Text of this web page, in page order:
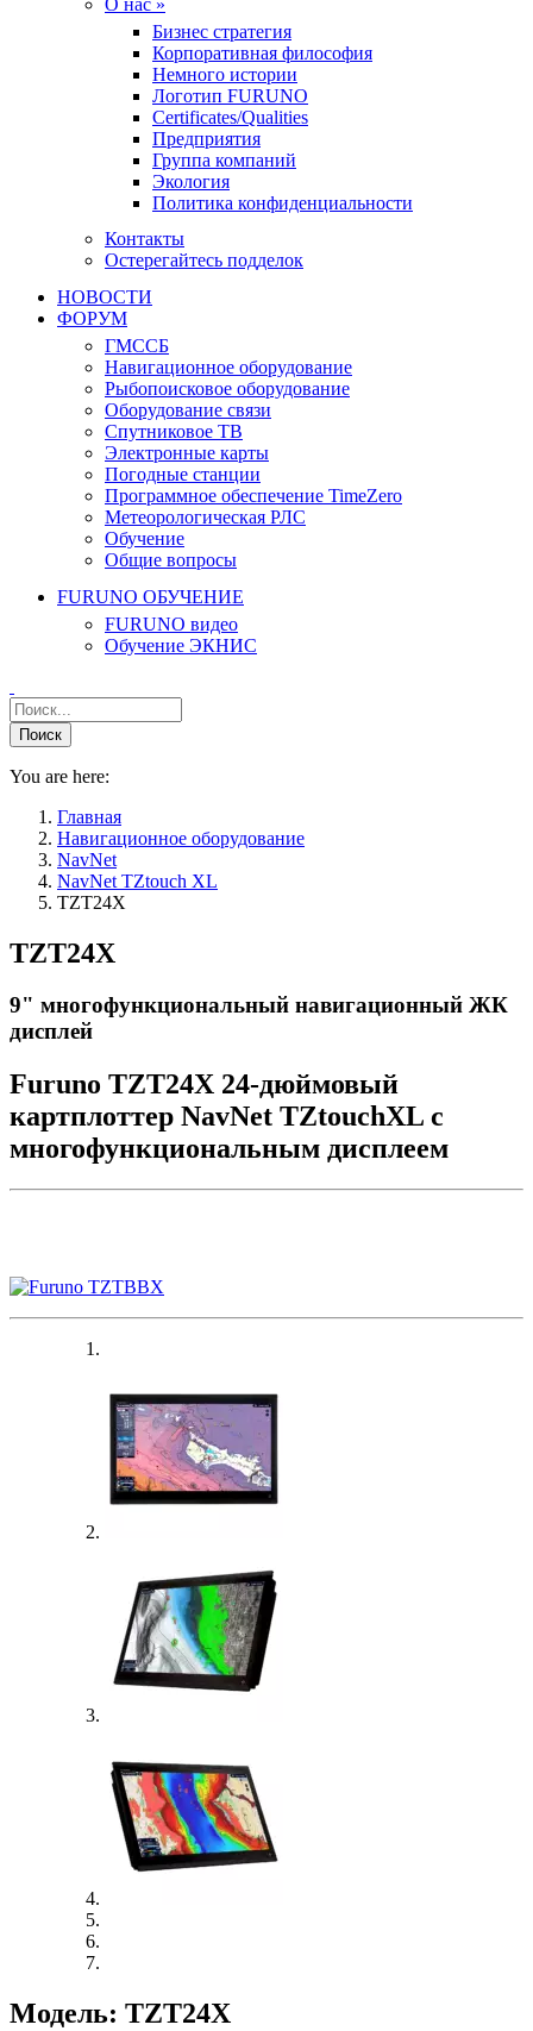
Бизнес стратегия
Корпоративная философия
Немного истории
Логотип FURUNO
Certificates/Qualities
Предприятия
Группа компаний
Экология
Политика конфиденциальности
Контакты
Остерегайтесь подделок
НОВОСТИ
ФОРУМ
ГМССБ
Навигационное оборудование
Рыбопоисковое оборудование
Оборудование связи
Спутниковое ТВ
Электронные карты
Погодные станции
Программное обеспечение TimeZero
Метеорологическая РЛС
Обучение
Общие вопросы
FURUNO ОБУЧЕНИЕ
FURUNO видео
Обучение ЭКНИС
You are here:
Главная
Навигационное оборудование
NavNet
NavNet TZtouch XL
TZT24X
TZT24X
9" многофункциональный навигационный ЖК
дисплей
Furuno TZT24X 24-дюймовый
картплоттер NavNet TZtouchXL с
многофункциональным дисплеем
Модель: TZT24X